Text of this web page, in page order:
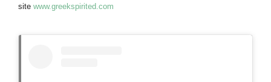
site www.greekspirited.com